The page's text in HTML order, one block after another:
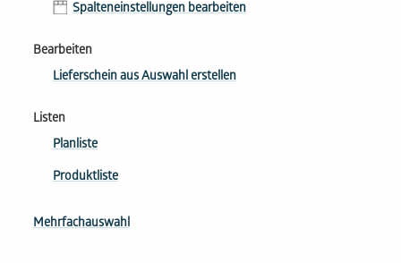
Spalteneinstellungen bearbeiten
Bearbeiten
Lieferschein aus Auswahl erstellen
Listen
Planliste
Produktliste
Mehrfachauswahl